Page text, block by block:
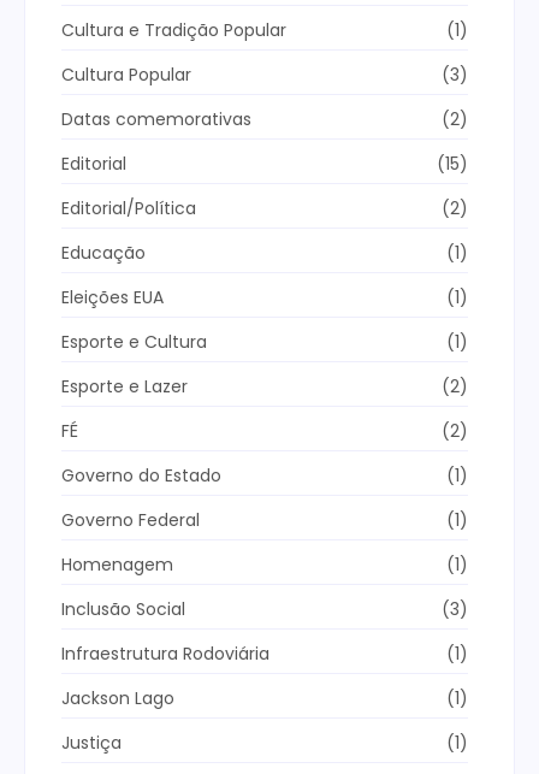
Cultura e Tradição Popular
(1)
Cultura Popular
(3)
Datas comemorativas
(2)
Editorial
(15)
Editorial/Política
(2)
Educação
(1)
Eleições EUA
(1)
Esporte e Cultura
(1)
Esporte e Lazer
(2)
FÉ
(2)
Governo do Estado
(1)
Governo Federal
(1)
Homenagem
(1)
Inclusão Social
(3)
Infraestrutura Rodoviária
(1)
Jackson Lago
(1)
Justiça
(1)